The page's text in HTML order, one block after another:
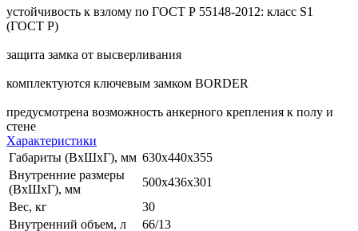
устойчивость к взлому по ГОСТ Р 55148-2012: класс S1
(ГОСТ Р)
защита замка от высверливания
комплектуются ключевым замком BORDER
предусмотрена возможность анкерного крепления к полу и
стене
Характеристики
Габариты (ВхШхГ), мм 630x440x355
Внутренние размеры
(ВхШхГ), мм
500x436x301
Вес, кг
30
Внутренний объем, л
66/13